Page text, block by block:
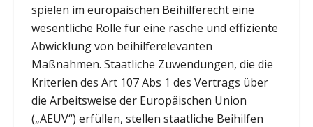
spielen im europäischen Beihilferecht eine
wesentliche Rolle für eine rasche und effiziente
Abwicklung von beihilferelevanten
Maßnahmen. Staatliche Zuwendungen, die die
Kriterien des Art 107 Abs 1 des Vertrags über
die Arbeitsweise der Europäischen Union
(„AEUV“) erfüllen, stellen staatliche Beihilfen